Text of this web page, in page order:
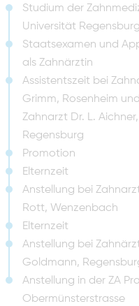
Studium der
Universität Regensburg
Staatsexamen und
als Zahnärztin
Assistentszeit bei
Grimm, Rosenheim und
Zahnarzt Dr. L. Aichner,
Regensburg
Promotion
Elternzeit
Anstellung bei
Rott, Wenzenbach
Elternzeit
Anstellung bei
Goldmann,
Anstellung in der ZA
Obermünsterstrasse